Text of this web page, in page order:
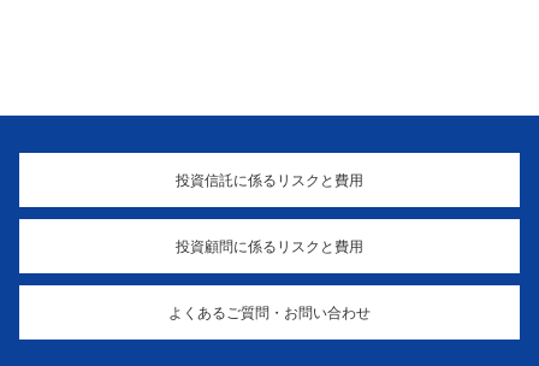
投資信託に係るリスクと費用
投資顧問に係るリスクと費用
よくあるご質問・お問い合わせ